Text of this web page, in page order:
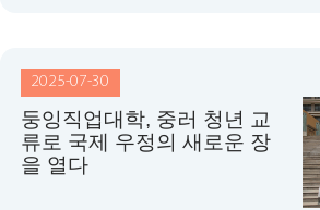
2025-07-30
둥잉직업대학, 중러 청년 교
류로 국제 우정의 새로운 장
을 열다